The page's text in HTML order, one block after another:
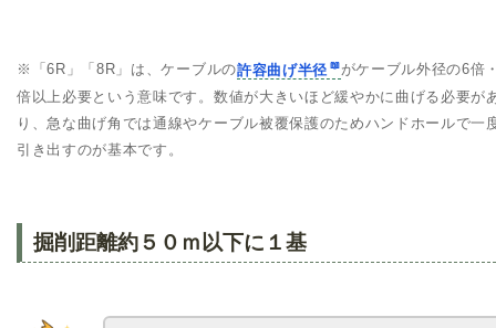
※「6R」「8R」は、ケーブルの許容曲げ半径
がケーブル外径の6倍
倍以上必要という意味です。数値が大きいほど緩やかに曲げる必要が
り、急な曲げ角では通線やケーブル被覆保護のためハンドホールで一
引き出すのが基本です。
掘削距離約５０ｍ以下に１基